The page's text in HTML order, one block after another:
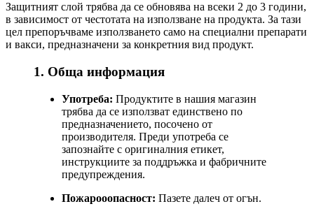
Защитният слой трябва да се обновява на всеки 2 до 3 години,
в зависимост от честотата на използване на продукта. За тази
цел препоръчваме използването само на специални препарати
и вакси, предназначени за конкретния вид продукт.
1. Обща информация
Употреба: Продуктите в нашия магазин
трябва да се използват единствено по
предназначението, посочено от
производителя. Преди употреба се
запознайте с оригиналния етикет,
инструкциите за поддръжка и фабричните
предупреждения.
Пожарооопасност: Пазете далеч от огън.